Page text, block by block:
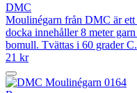
DMC
Moulinégarn från DMC är
docka innehåller 8 meter
bomull. Tvättas i 60 grader C.
21 kr